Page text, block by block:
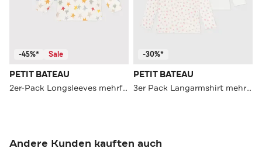
-45%* Sale
PETIT BATEAU
2er-Pack Longsleeves mehrfarbig
-30%*
PETIT BATEAU
3er Pack Langarmshirt mehrfarbig
Andere Kunden kauften auch